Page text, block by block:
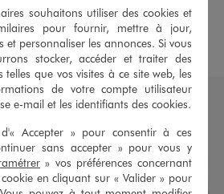
5/5 de moyenne
(32 avis)
AJOUTERAU PANIER
souhaitons utiliser des cookies et
pour fournir, mettre à jour,
et personnaliser les annonces. Si vous
stocker, accéder et traiter des
telles que vos visites à ce site web, les
de votre compte utilisateur
e-mail et les identifiants des cookies.
Accepter » pour consentir à ces
sans accepter » pour vous y
» vos préférences concernant
en cliquant sur « Valider » pour